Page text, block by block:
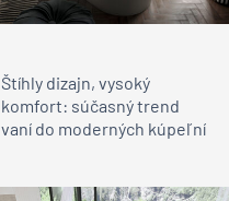
Štíhly dizajn, vysoký
komfort: súčasný trend
vaní do moderných kúpeľní